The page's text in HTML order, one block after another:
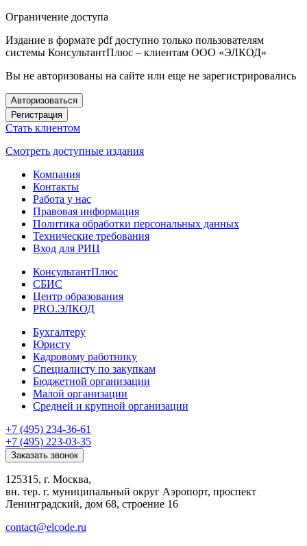
Ограничение доступа
Издание в формате pdf доступно только пользователям
системы КонсультантПлюс – клиентам ООО «ЭЛКОД»
Вы не авторизованы на сайте или еще не зарегистрировались
Авторизоваться
Регистрация
Стать клиентом
Смотреть доступные издания
Компания
Контакты
Работа у нас
Правовая информация
Политика обработки персональных данных
Технические требования
Вход для РИЦ
КонсультантПлюс
СБИС
Центр образования
PRO.ЭЛКОД
Бухгалтеру
Юристу
Кадровому работнику
Специалисту по закупкам
Бюджетной организации
Малой организации
Средней и крупной организации
+7 (495) 234-36-61
+7 (495) 223-03-35
Заказать звонок
125315, г. Москва,
вн. тер. г. муниципальный округ Аэропорт, проспект
Ленинградский, дом 68, строение 16
contact@elcode.ru